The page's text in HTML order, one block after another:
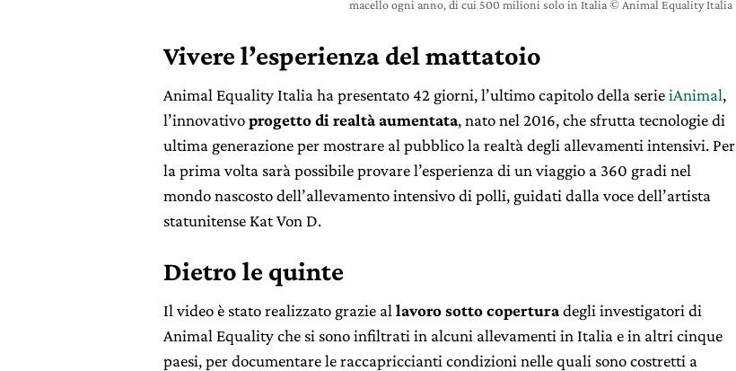
macello ogni anno, di cui 500 milioni solo in Italia © Animal Equality Italia
Vivere l’esperienza del mattatoio
Animal Equality Italia ha presentato 42 giorni, l’ultimo capitolo della serieiAnimal,
l’innovativoprogetto di realtà aumentata, nato nel 2016, che sfrutta tecnologie di
ultima generazione per mostrare al pubblico la realtà degli allevamenti intensivi. Per
la prima volta sarà possibile provare l’esperienza di un viaggio a 360 gradi nel
mondo nascosto dell’allevamento intensivo di polli, guidati dalla voce dell’artista
statunitense Kat Von D.
Dietro le quinte
Il video è stato realizzato grazie al lavoro sotto coperturadegli investigatori di
Animal Equality che si sono infiltrati in alcuni allevamenti in Italia e in altri cinque
paesi, per documentare le raccapriccianti condizioni nelle quali sono costretti a